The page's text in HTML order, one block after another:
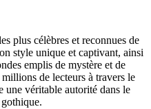
plus célèbres et reconnues de
style unique et captivant, ainsi
emplis de mystère et de
de lecteurs à travers le
une véritable autorité dans le